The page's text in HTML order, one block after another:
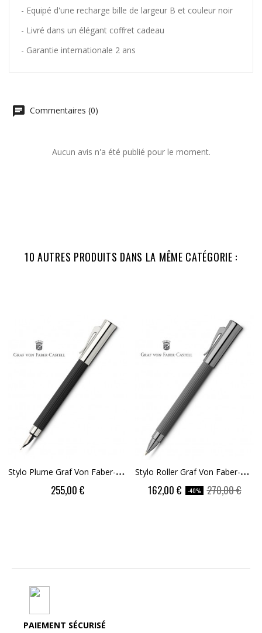
- Equipé d'une recharge bille de largeur B et couleur noir
- Livré dans un élégant coffret cadeau
- Garantie internationale 2 ans
Commentaires (0)
Aucun avis n'a été publié pour le moment.
10 AUTRES PRODUITS DANS LA MÊME CATÉGORIE :
S
Tylo Plume Graf Von Faber-Castell Tamitio Noir
Price
255,00 €
S
Tylo Roller Graf Von Faber-Castell Tamitio...
Price
162,00 € Regular
-40% 270,00 €
PAIEMENT SÉCURISÉ